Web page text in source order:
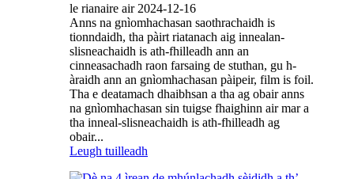
le rianaire air 2024-12-16
Anns na gnìomhachasan saothrachaidh is
tionndaidh, tha pàirt riatanach aig innealan-
slisneachaidh is ath-fhilleadh ann an
cinneasachadh raon farsaing de stuthan, gu h-
àraidh ann an gnìomhachasan pàipeir, film is foil.
Tha e deatamach dhaibhsan a tha ag obair anns
na gnìomhachasan sin tuigse fhaighinn air mar a
tha inneal-slisneachaidh is ath-fhilleadh ag
obair...
Leugh tuilleadh